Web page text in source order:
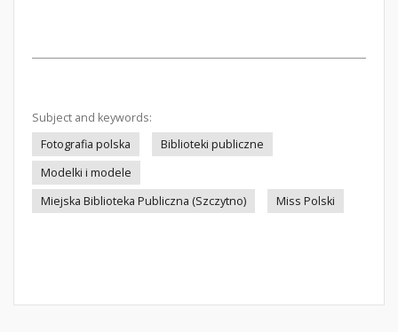
Subject and keywords:
Fotografia polska
Biblioteki publiczne
Modelki i modele
Miejska Biblioteka Publiczna (Szczytno)
Miss Polski